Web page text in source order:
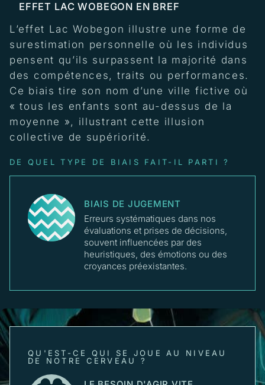
EFFET LAC WOBEGON EN BREF
L’effet Lac Wobegon illustre une forme de
surestimation personnelle où les individus
pensent qu’ils surpassent la majorité dans
des compétences, traits ou performances.
Ce biais tire son nom d’une ville fictive où
« tous les enfants sont au-dessus de la
moyenne », illustrant cette illusion
collective de supériorité.
DE QUEL TYPE DE BIAIS FAIT-IL PARTI ?
BIAIS DE JUGEMENT
Erreurs systématiques dans nos
évaluations et prises de décisions,
souvent influencées par des
heuristiques, des émotions ou des
croyances préexistantes.
QU'EST-CE QUI SE JOUE AU NIVEAU
DE NOTRE CERVEAU ?